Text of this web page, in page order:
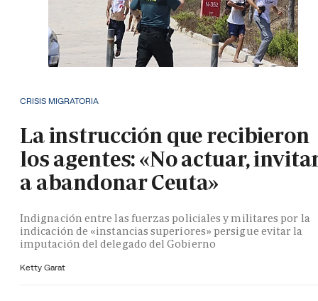
CRISIS MIGRATORIA
La instrucción que recibieron
los agentes: «No actuar,
a abandonar Ceuta»
Indignación entre las fuerzas policiales y militares por la
indicación de «instancias superiores» persigue evitar la
imputación del delegado del Gobierno
Ketty Garat